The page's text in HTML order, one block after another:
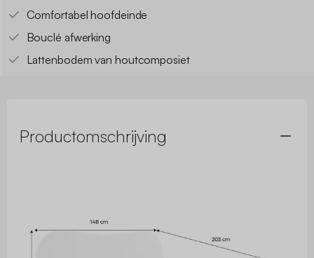
Comfortabel hoofdeinde
Bouclé afwerking
Lattenbodem van houtcomposiet
Productomschrijving